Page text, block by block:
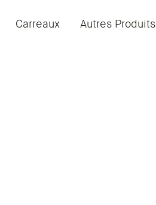
Carreaux Autres Produits